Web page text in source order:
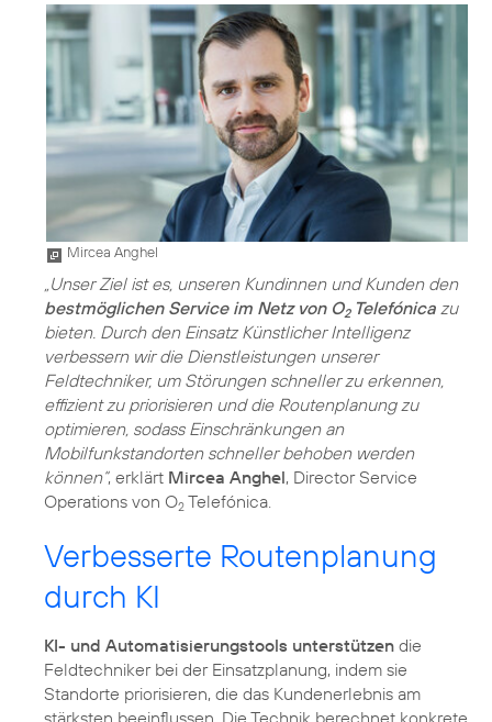
Mircea Anghel
„Unser Ziel ist es, unseren Kundinnen und Kunden den
bestmöglichen Service im Netz von O2Telefónica zu
bieten. Durch den Einsatz Künstlicher Intelligenz
verbessern wir die Dienstleistungen unserer
Feldtechniker, um Störungen schneller zu erkennen,
effizient zu priorisieren und die Routenplanung zu
optimieren, sodass Einschränkungen an
Mobilfunkstandorten schneller behoben werden
können“, erklärt Mircea Anghel, Director Service
Operations von O2 Telefónica.
Verbesserte Routenplanung
durch KI
KI- und Automatisierungstools unterstützen die
Feldtechniker bei der Einsatzplanung, indem sie
Standorte priorisieren, die das Kundenerlebnis am